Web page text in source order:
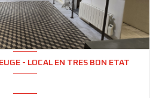
- LOCAL EN TRES BON ETAT